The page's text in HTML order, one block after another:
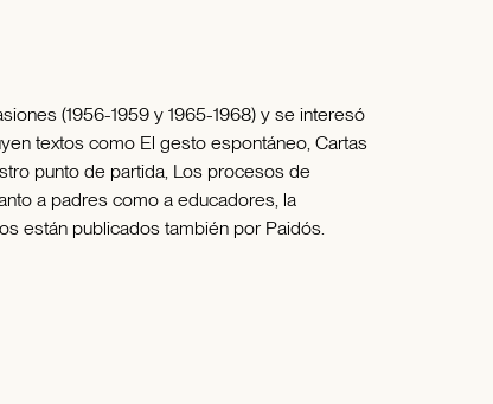
(1956-1959 y 1965-1968) y se interesó
textos como El gesto espontáneo, Cartas
punto de partida, Los procesos de
a padres como a educadores, la
están publicados también por Paidós.